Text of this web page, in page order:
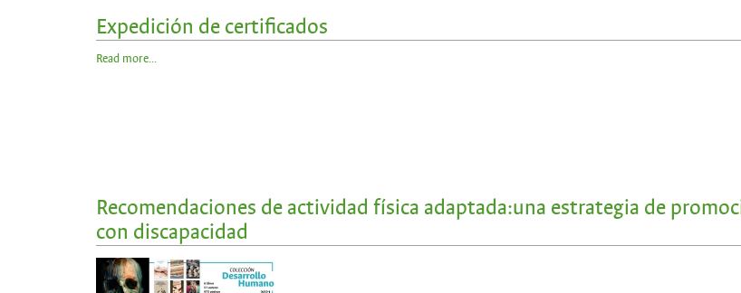
Expedición de certificados
Read more...
Recomendaciones de actividad física adaptada:una estrategia de
con discapacidad